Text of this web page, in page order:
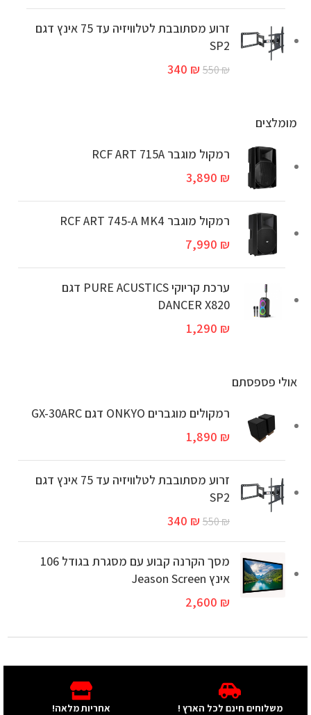
זרוע מסתובבת לטלוויזיה עד 75 אינץ דגם
SP2
550₪
340 ₪
מומלצים
רמקול מוגבר RCF ART 715A
3,890 ₪
‏רמקול מוגבר RCF ART 745-A MK4
7,990 ₪
ערכת קריוקי PURE ACUSTICS דגם
DANCER X820
1,290 ₪
אולי פספסתם
רמקולים מוגברים ONKYO דגם GX-30ARC
1,890 ₪
זרוע מסתובבת לטלוויזיה עד 75 אינץ דגם
SP2
550₪
340 ₪
מסך הקרנה קבוע עם מסגרת בגודל 106
אינץ Jeason Screen
2,600 ₪
משלוחים חינם לכל הארץ ! אחריות מלאה!